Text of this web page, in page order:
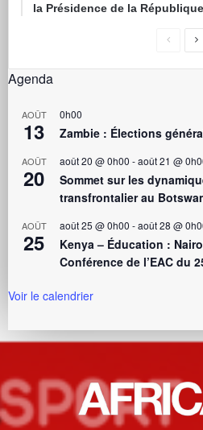
la Présidence de la République
Agenda
AOÛT
13
0h00
Zambie : Élections
AOÛT
20
août 20 @ 0h00 -août 21 @
Sommet sur les
transfrontalier au
AOÛT
25
août 25 @ 0h00 -août 28 @
Kenya – Éducation :
Conférence de l’EAC du
Voir le calendrier